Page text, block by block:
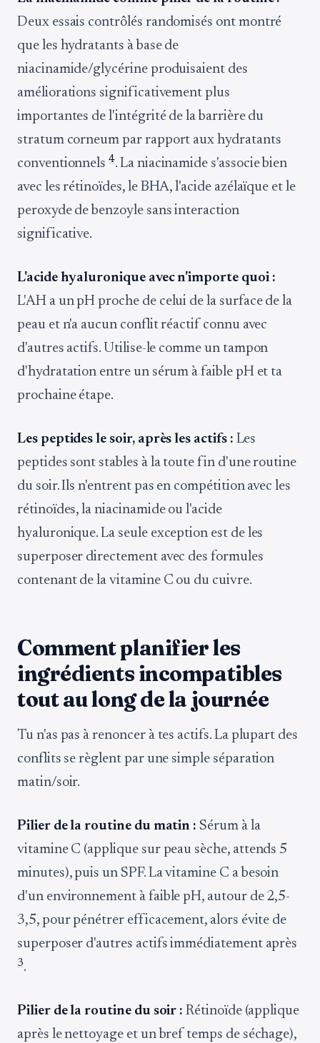
Deux essais contrôlés randomisés ont montré
que les hydratants à base de
niacinamide/glycérine produisaient des
améliorations significativement plus
importantes de l'intégrité de la barrière du
stratum corneum par rapport aux hydratants
conventionnels4. La niacinamide s'associe bien
avec les rétinoïdes, le BHA, l'acide azélaïque et le
peroxyde de benzoyle sans interaction
significative.
L'acide hyaluronique avec n'importe quoi :
L'AH a un pH proche de celui de la surface de la
peau et n'a aucun conflit réactif connu avec
d'autres actifs. Utilise-le comme un tampon
d'hydratation entre un sérum à faible pH et ta
prochaine étape.
Les peptides le soir, après les actifs : Les
peptides sont stables à la toute fin d'une routine
du soir. Ils n'entrent pas en compétition avec les
rétinoïdes, la niacinamide ou l'acide
hyaluronique. La seule exception est de les
superposer directement avec des formules
contenant de la vitamine C ou du cuivre.
Comment planifier les
ingrédients incompatibles
tout au long de la journée
Tu n'as pas à renoncer à tes actifs. La plupart des
conflits se règlent par une simple séparation
matin/soir.
Pilier de la routine du matin : Sérum à la
vitamine C (applique sur peau sèche, attends 5
minutes), puis un SPF. La vitamine C a besoin
d'un environnement à faible pH, autour de 2,5-
3,5, pour pénétrer efficacement, alors évite de
superposer d'autres actifs immédiatement après
3.
Pilier de la routine du soir : Rétinoïde (applique
après le nettoyage et un bref temps de séchage),